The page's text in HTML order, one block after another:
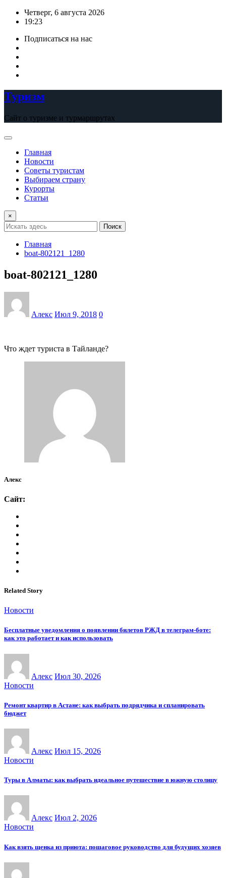
ПерейтиЧетверг, 6 августа 2026
19:23
Подписаться на нас
Туризм
Сайт о туризме и турмаршрутах
Главная
Новости
Советы туристам
Выбираем страну
Курорты
Статьи
×
Поиск
Главная
boat-802121_1280
boat-802121_1280
Алекс Июл 9, 2018 0
Что ждет туриста в Тайланде?
Алекс
Сайт:
Related Story
Новости
Бесплатные уведомления о появлении билетов РЖД в телеграм-боте:
как это работает и как использовать
Алекс Июл 30, 2026
Новости
Ремонт квартир в Астане: как выбрать подрядчика и спланировать
бюджет
Алекс Июл 15, 2026
Новости
Туры в Алматы: как выбрать идеальное путешествие в южную столицу
Алекс Июл 2, 2026
Новости
Как взять щенка из приюта: пошаговое руководство для будущих хозяев